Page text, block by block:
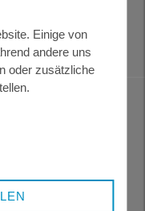
Einige von
andere uns
oder zusätzliche